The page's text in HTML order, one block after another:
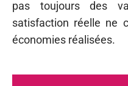
pas toujours des
satisfaction réelle ne
économies réalisées.